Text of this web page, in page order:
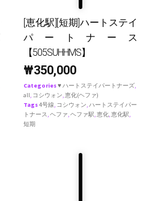
[恵化駅][短期]ハートステイ
パートナース
【505SUHHMS】
₩350,000
Categories♥ ハートステイパートナーズ,
all, コシウォン,恵化(ヘファ)
Tags4号線, コシウォン,ハートステイパー
トナース,ヘファ,ヘファ駅,恵化,恵化駅,
短期